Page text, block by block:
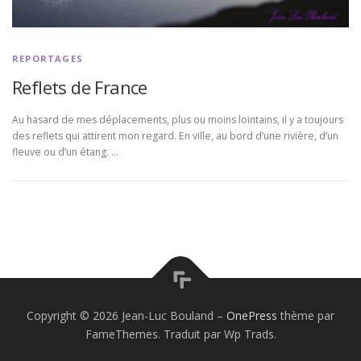
REPORTAGES
Reflets de France
Au hasard de mes déplacements, plus ou moins lointains, il y a toujours
des reflets qui attirent mon regard. En ville, au bord d’une rivière, d’un
fleuve ou d’un étang. …
Copyright © 2026 Jean-Luc Bouland – OnePress thème par
FameThemes. Traduit par Wp Trads.